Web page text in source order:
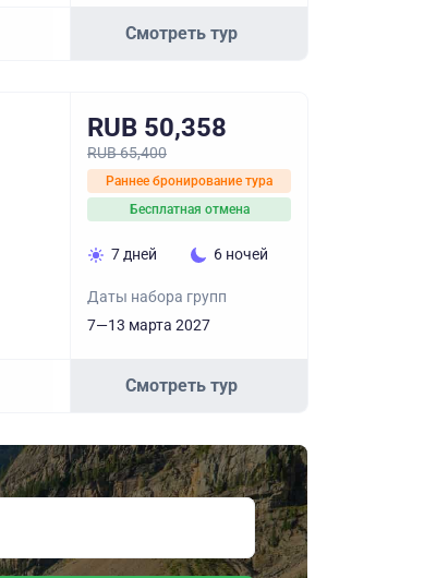
Смотреть тур
RUB 50,358
RUB 65,400
Раннее бронирование тура
Бесплатная отмена
7 дней 6 ночей
Даты набора групп
7—13 марта 2027
Смотреть тур